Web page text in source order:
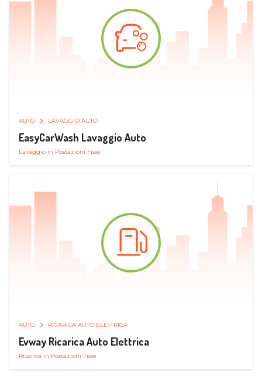
AUTO LAVAGGIO AUTO
EasyCarWash Lavaggio Auto
Lavaggio in Postazioni Fisse
AUTO RICARICA AUTO ELETTRICA
Evway Ricarica Auto Elettrica
Ricarica in Postazioni Fisse